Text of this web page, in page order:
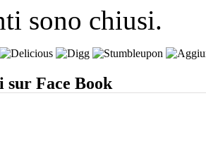
sono chiusi.
sur Face Book